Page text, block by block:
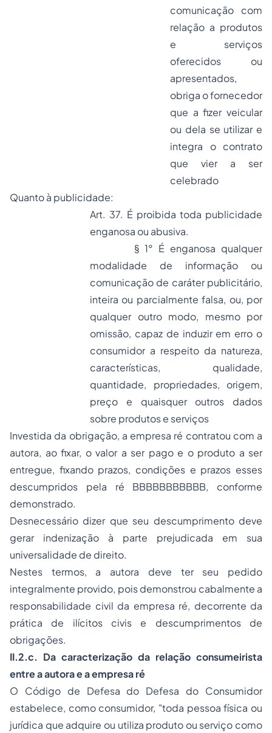
comunicação com
relação a produtos
e serviços
oferecidos ou
apresentados,
obriga o fornecedor
que a fizer veicular
ou dela se utilizar e
integra o contrato
que vier a ser
celebrado
Quanto à publicidade:
Art. 37. É proibida toda publicidade
enganosa ou abusiva.
§ 1° É enganosa qualquer
modalidade de informação ou
comunicação de caráter publicitário,
inteira ou parcialmente falsa, ou, por
qualquer outro modo, mesmo por
omissão, capaz de induzir em erro o
consumidor a respeito da natureza,
características, qualidade,
quantidade, propriedades, origem,
preço e quaisquer outros dados
sobre produtos e serviços
Investida da obrigação, a empresa ré contratou com a
autora, ao fixar, o valor a ser pago e o produto a ser
entregue, fixando prazos, condições e prazos esses
descumpridos pela ré BBBBBBBBBBB, conforme
demonstrado.
Desnecessário dizer que seu descumprimento deve
gerar indenização à parte prejudicada em sua
universalidade de direito.
Nestes termos, a autora deve ter seu pedido
integralmente provido, pois demonstrou cabalmente a
responsabilidade civil da empresa ré, decorrente da
prática de ilícitos civis e descumprimentos de
obrigações.
II.2.c. Da caracterização da relação consumeirista
entre a autora e a empresa ré
O Código de Defesa do Defesa do Consumidor
estabelece, como consumidor, "toda pessoa física ou
jurídica que adquire ou utiliza produto ou serviço como